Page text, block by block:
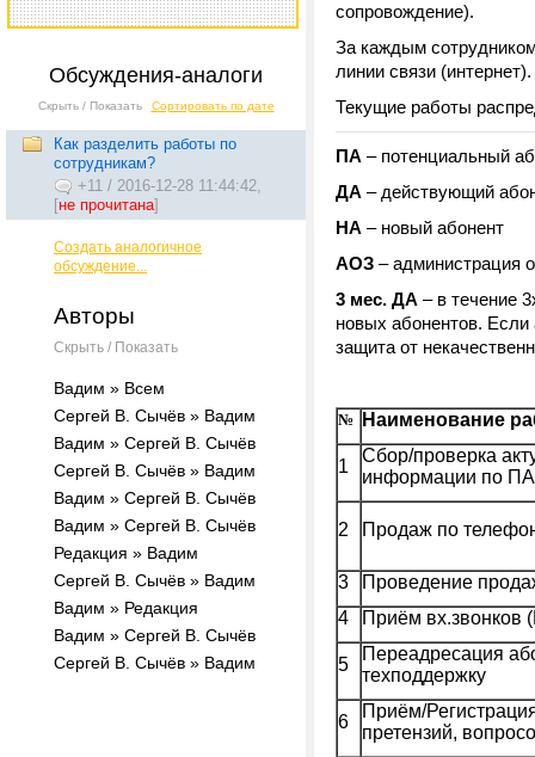
Обсуждения-аналоги
Скрыть / Показать Сортировать по дате
Как разделить работы по
сотрудникам?
+11 / 2016-12-28 11:44:42,
[не прочитана]
Создать аналогичное
обсуждение...
Авторы
Скрыть / Показать
Вадим » Всем
Сергей В. Сычёв » Вадим
Вадим » Сергей В. Сычёв
Сергей В. Сычёв » Вадим
Вадим » Сергей В. Сычёв
Вадим » Сергей В. Сычёв
Редакция » Вадим
Сергей В. Сычёв » Вадим
Вадим » Редакция
Вадим » Сергей В. Сычёв
Сергей В. Сычёв » Вадим
сопровождение).
За каждым
линии связи (интернет).
Текущие работы
ПА – потенциальный
ДА – действующий
НА – новый абонент
АОЗ – администрация
3 мес. ДА – в течение
новых абонентов. Если
защита от
№ Наименование
1
Сбор/проверка
информации по
2 Продаж по
3
Проведение
4
Приём
5
Переадресация
техподдержку
6
Приём/
претензий,